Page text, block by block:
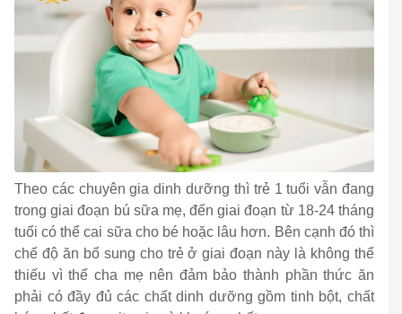
Theo các chuyên gia dinh dưỡng thì trẻ 1 tuổi vẫn đang
trong giai đoạn bú sữa mẹ, đến giai đoạn từ 18-24 tháng
tuổi có thể cai sữa cho bé hoặc lâu hơn. Bên cạnh đó thì
chế độ ăn bổ sung cho trẻ ở giai đoạn này là không thể
thiếu vì thế cha mẹ nên đảm bảo thành phần thức ăn
phải có đầy đủ các chất dinh dưỡng gồm tinh bột, chất